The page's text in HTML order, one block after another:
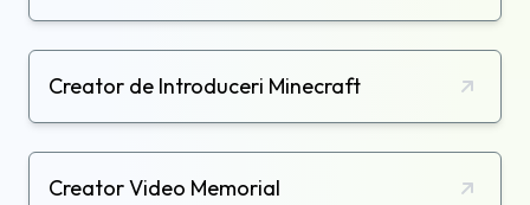
Creator de Introduceri Minecraft
Creator Video Memorial